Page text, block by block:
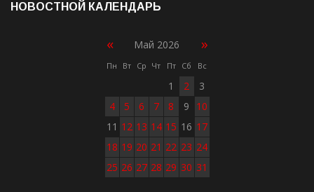
НОВОСТНОЙ КАЛЕНДАРЬ
« Май 2026 »
Пн Вт Ср Чт Пт Сб Вс
1 2
3
4
5 6 7 8 9
10
11 12 13 14 15 16 17
18 19 20 21 22 23 24
25 26 27 28 29 30 31